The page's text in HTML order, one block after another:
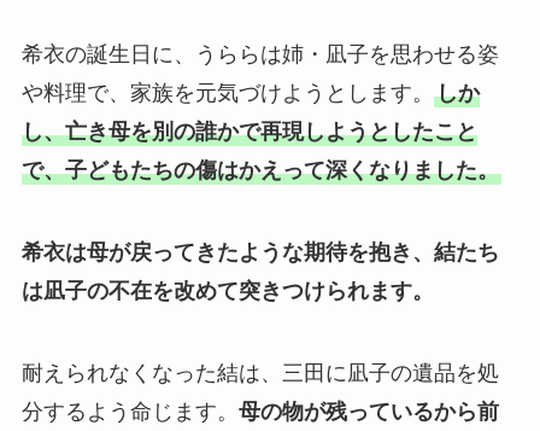
希衣の誕生日に、うららは姉・凪子を思わせる姿
や料理で、家族を元気づけようとします。 しか
し、亡き母を別の誰かで再現しようとしたこと
で、子どもたちの傷はかえって深くなりました。
希衣は母が戻ってきたような期待を抱き、結たち
は凪子の不在を改めて突きつけられます。
耐えられなくなった結は、三田に凪子の遺品を処
分するよう命じます。 母の物が残っているから前